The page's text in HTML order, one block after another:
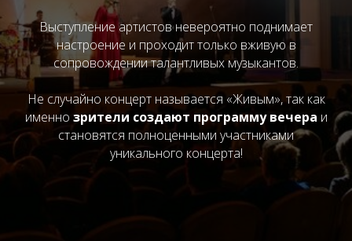
Выступление артистов невероятно поднимает
настроение и проходит только вживую в
сопровождении талантливых музыкантов.
Не случайно концерт называется «Живым», так как
именно зрители создают программу вечера и
становятся полноценными участниками
уникального концерта!